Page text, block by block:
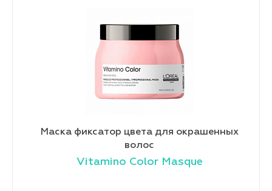
Маска фиксатор цвета для окрашенных
волос
Vitamino Color Masque